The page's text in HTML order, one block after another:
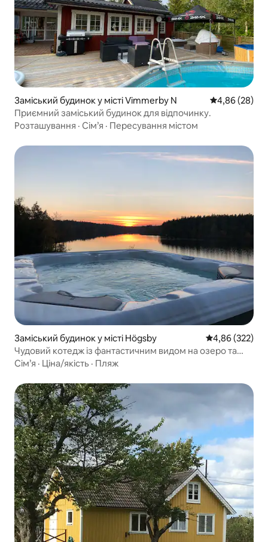
Заміський будинок у місті Vimmerby N Середня
4,86 (28)
Приємний заміський будинок для відпочинку.
Розташування · Сім’я · Пересування містом
Заміський будинок у місті Högsby Середня
4,86 (322)
Чудовий котедж із фантастичним видом на озеро та
гідромасажною ванною
Сім’я · Ціна/якість · Пляж